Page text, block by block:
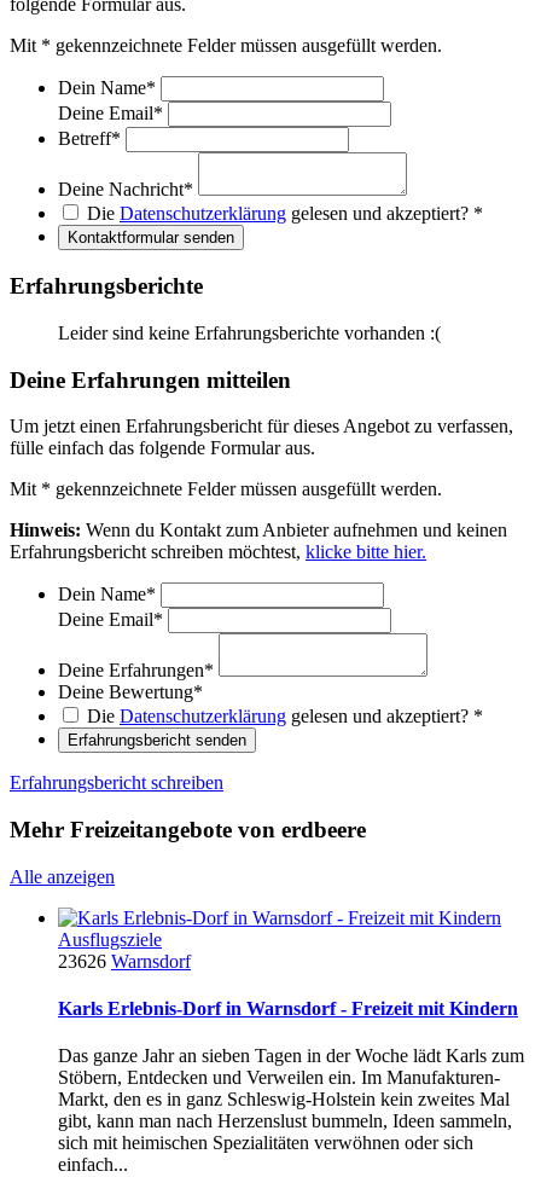
folgende Formular aus.
Mit * gekennzeichnete Felder müssen ausgefüllt werden.
Dein Name*
Deine Email*
Betreff*
Deine Nachricht*
Die Datenschutzerklärung gelesen und akzeptiert? *
Kontaktformular senden
Erfahrungsberichte
Leider sind keine Erfahrungsberichte vorhanden :(
Deine Erfahrungen mitteilen
Um jetzt einen Erfahrungsbericht für dieses Angebot zu verfassen,
fülle einfach das folgende Formular aus.
Mit * gekennzeichnete Felder müssen ausgefüllt werden.
Hinweis: Wenn du Kontakt zum Anbieter aufnehmen und keinen
Erfahrungsbericht schreiben möchtest, klicke bitte hier.
Dein Name*
Deine Email*
Deine Erfahrungen*
Deine Bewertung*
Die Datenschutzerklärung gelesen und akzeptiert? *
Erfahrungsbericht senden
Erfahrungsbericht schreiben
Mehr Freizeitangebote von erdbeere
Alle anzeigen
Ausflugsziele
23626 Warnsdorf
Karls Erlebnis-Dorf in Warnsdorf - Freizeit mit Kindern
Das ganze Jahr an sieben Tagen in der Woche lädt Karls zum
Stöbern, Entdecken und Verweilen ein. Im Manufakturen-
Markt, den es in ganz Schleswig-Holstein kein zweites Mal
gibt, kann man nach Herzenslust bummeln, Ideen sammeln,
sich mit heimischen Spezialitäten verwöhnen oder sich
einfach...